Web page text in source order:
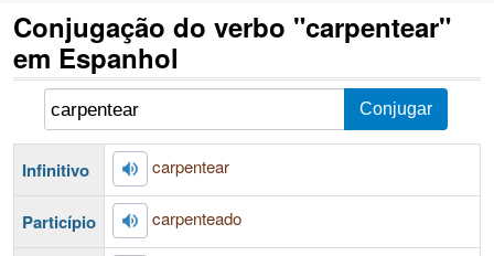
Conjugação do verbo "carpentear"
em Espanhol
Infinitivo carpentear
Particípio carpenteado